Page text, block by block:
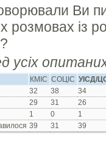
Ви
розмовах із
усіх
КМІС СОЦІС УІСД/
32 38 34
29 31 26
1 0 1
39 31 39